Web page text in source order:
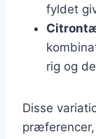
fyldet
rig og
Disse